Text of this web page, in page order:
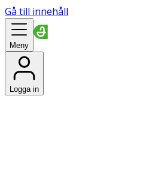
Gå till innehåll
Meny
Logga in